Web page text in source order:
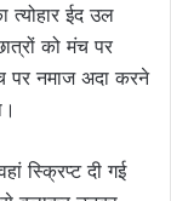
त्योहार ईद उल
को मंच पर
पर नमाज अदा करने
स्क्रिप्ट दी गई